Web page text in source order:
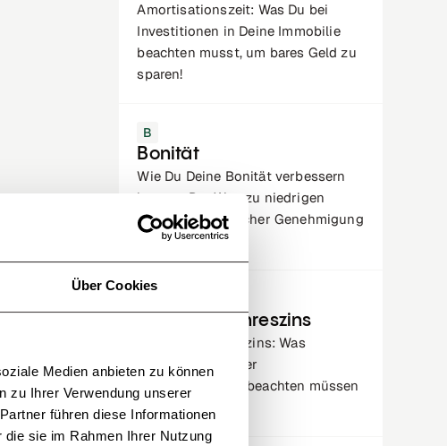
Über Cookies
Medien anbieten zu können
zu Ihrer Verwendung unserer
führen diese Informationen
sie im Rahmen Ihrer Nutzung
Amortisationszeit: Was Du bei
Investitionen in Deine Immobilie
beachten musst, um bares Geld zu
sparen!
B
Bonität
Wie Du Deine Bonität verbessern
kannst: Der Weg zu niedrigen
Zinsen und einfacher Genehmigung
von Krediten.
Effektiver Jahreszins
Effektiver Jahreszins: Was
Hauskäufer bei der
Baufinanzierung beachten müssen
- Tipps & Infos.